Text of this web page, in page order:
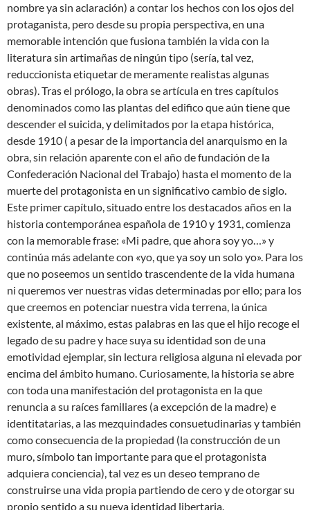
nombre ya sin aclaración) a contar los hechos con los ojos del
protaganista, pero desde su propia perspectiva, en una
memorable intención que fusiona también la vida con la
literatura sin artimañas de ningún tipo (sería, tal vez,
reduccionista etiquetar de meramente realistas algunas
obras). Tras el prólogo, la obra se artícula en tres capítulos
denominados como las plantas del edifico que aún tiene que
descender el suicida, y delimitados por la etapa histórica,
desde 1910 ( a pesar de la importancia del anarquismo en la
obra, sin relación aparente con el año de fundación de la
Confederación Nacional del Trabajo) hasta el momento de la
muerte del protagonista en un significativo cambio de siglo.
Este primer capítulo, situado entre los destacados años en la
historia contemporánea española de 1910 y 1931, comienza
con la memorable frase: «Mi padre, que ahora soy yo…» y
continúa más adelante con «yo, que ya soy un solo yo». Para los
que no poseemos un sentido trascendente de la vida humana
ni queremos ver nuestras vidas determinadas por ello; para los
que creemos en potenciar nuestra vida terrena, la única
existente, al máximo, estas palabras en las que el hijo recoge el
legado de su padre y hace suya su identidad son de una
emotividad ejemplar, sin lectura religiosa alguna ni elevada por
encima del ámbito humano. Curiosamente, la historia se abre
con toda una manifestación del protagonista en la que
renuncia a su raíces familiares (a excepción de la madre) e
identitatarias, a las mezquindades consuetudinarias y también
como consecuencia de la propiedad (la construcción de un
muro, símbolo tan importante para que el protagonista
adquiera conciencia), tal vez es un deseo temprano de
construirse una vida propia partiendo de cero y de otorgar su
propio sentido a su nueva identidad libertaria.